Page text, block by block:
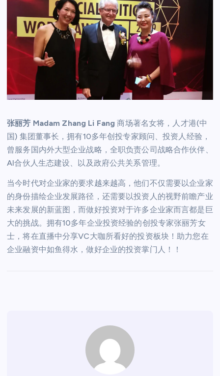
张丽芳 Madam Zhang Li Fang商场著名女将，人才港(中
国) 集团董事长，拥有10多年创投专家顾问、投资人经验，
曾服务国内外大型企业战略，全职负责公司战略合作伙伴、
AI合伙人生态建设、以及政府公共关系管理。
当今时代对企业家的要求越来越高，他们不仅需要以企业家
的身份描绘企业发展路径，还需要以投资人的视野前瞻产业
未来发展的新蓝图，而做好投资对于许多企业家而言都是巨
大的挑战。拥有10多年企业投资经验的创投专家张丽芳女
士，将在直播中分享VC大咖所看好的投资板块！助力您在
企业融资中如鱼得水，做好企业的投资掌门人！！